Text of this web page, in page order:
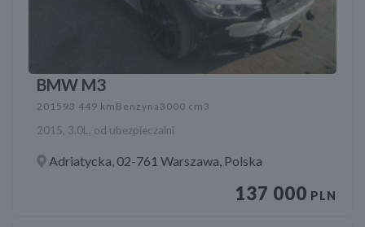
BMW M3
2015 93 449 km Benzyna3000 cm3
2015, 3.0L, od ubezpieczalni
Adriatycka, 02-761 Warszawa, Polska
137 000 PLN